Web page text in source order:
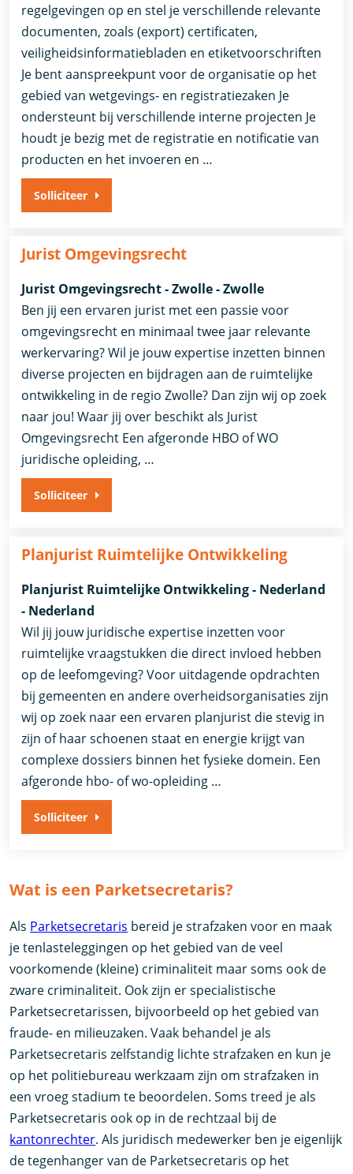
regelgevingen op en stel je verschillende relevante
documenten, zoals (export) certificaten,
veiligheidsinformatiebladen en etiketvoorschriften
Je bent aanspreekpunt voor de organisatie op het
gebied van wetgevings- en registratiezaken Je
ondersteunt bij verschillende interne projecten Je
houdt je bezig met de registratie en notificatie van
producten en het invoeren en …
Solliciteer
Jurist Omgevingsrecht
Jurist Omgevingsrecht - Zwolle - Zwolle
Ben jij een ervaren jurist met een passie voor
omgevingsrecht en minimaal twee jaar relevante
werkervaring? Wil je jouw expertise inzetten binnen
diverse projecten en bijdragen aan de ruimtelijke
ontwikkeling in de regio Zwolle? Dan zijn wij op zoek
naar jou! Waar jij over beschikt als Jurist
Omgevingsrecht Een afgeronde HBO of WO
juridische opleiding, …
Solliciteer
Planjurist Ruimtelijke Ontwikkeling
Planjurist Ruimtelijke Ontwikkeling - Nederland
- Nederland
Wil jij jouw juridische expertise inzetten voor
ruimtelijke vraagstukken die direct invloed hebben
op de leefomgeving? Voor uitdagende opdrachten
bij gemeenten en andere overheidsorganisaties zijn
wij op zoek naar een ervaren planjurist die stevig in
zijn of haar schoenen staat en energie krijgt van
complexe dossiers binnen het fysieke domein. Een
afgeronde hbo- of wo-opleiding …
Solliciteer
Wat is een Parketsecretaris?
Als Parketsecretaris bereid je strafzaken voor en maak
je tenlasteleggingen op het gebied van de veel
voorkomende (kleine) criminaliteit maar soms ook de
zware criminaliteit. Ook zijn er specialistische
Parketsecretarissen, bijvoorbeeld op het gebied van
fraude- en milieuzaken. Vaak behandel je als
Parketsecretaris zelfstandig lichte strafzaken en kun je
op het politiebureau werkzaam zijn om strafzaken in
een vroeg stadium te beoordelen. Soms treed je als
Parketsecretaris ook op in de rechtzaal bij de
kantonrechter. Als juridisch medewerker ben je eigenlijk
de tegenhanger van de Parketsecretaris op het